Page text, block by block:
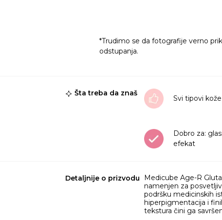
*Trudimo se da fotografije verno
odstupanja.
Šta treba da znaš
Svi tipovi kože
Dobro za:
efekat
Detaljnije o prizvodu
Medicube Age-R
namenjen za
podršku medicinskih
hiperpigmentacija i
tekstura čini ga